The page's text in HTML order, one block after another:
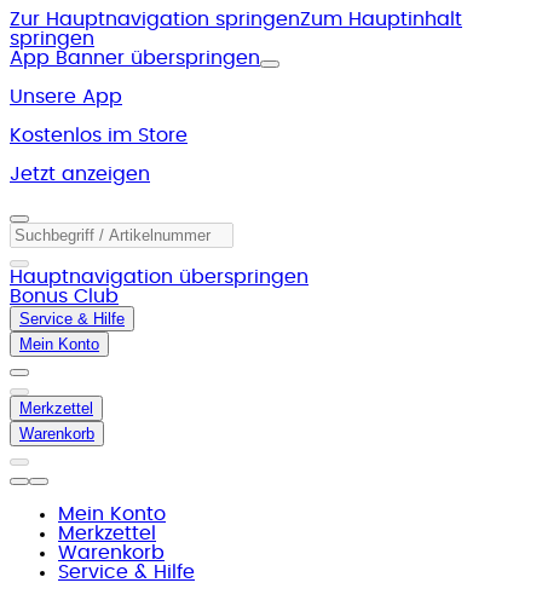
Zur Hauptnavigation springenZum Hauptinhalt
springen
App Banner überspringen
Unsere App
Kostenlos im Store
Jetzt anzeigen
Hauptnavigation überspringen
Bonus Club
Service & Hilfe
Mein Konto
Merkzettel
Warenkorb
Mein Konto
Merkzettel
Warenkorb
Service & Hilfe